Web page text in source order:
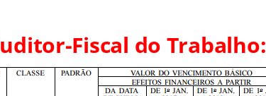
Fiscal do Trabalho: